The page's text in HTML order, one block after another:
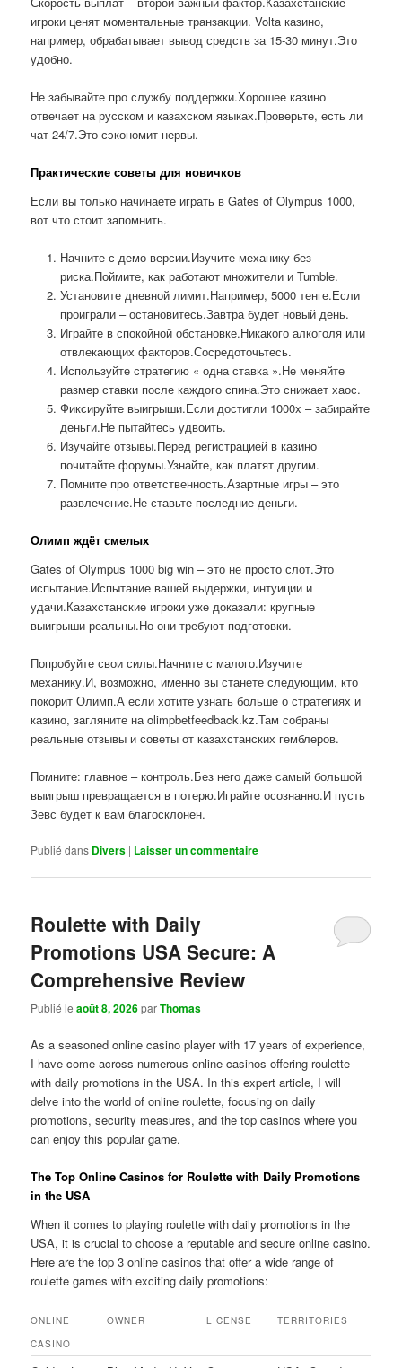
игроки ценят моментальные транзакции. Volta казино,
например, обрабатывает вывод средств за 15-30 минут.Это
удобно.
Не забывайте про службу поддержки.Хорошее казино
отвечает на русском и казахском языках.Проверьте, есть ли
чат 24/7.Это сэкономит нервы.
Практические советы для новичков
Если вы только начинаете играть в Gates of Olympus 1000,
вот что стоит запомнить.
Начните с демо-версии.Изучите механику без
риска.Поймите, как работают множители и Tumble.
Установите дневной лимит.Например, 5000 тенге.Если
проиграли – остановитесь.Завтра будет новый день.
Играйте в спокойной обстановке.Никакого алкоголя или
отвлекающих факторов.Сосредоточьтесь.
Используйте стратегию « одна ставка ».Не меняйте
размер ставки после каждого спина.Это снижает хаос.
Фиксируйте выигрыши.Если достигли 1000x – забирайте
деньги.Не пытайтесь удвоить.
Изучайте отзывы.Перед регистрацией в казино
почитайте форумы.Узнайте, как платят другим.
Помните про ответственность.Азартные игры – это
развлечение.Не ставьте последние деньги.
Олимп ждёт смелых
Gates of Olympus 1000 big win – это не просто слот.Это
испытание.Испытание вашей выдержки, интуиции и
удачи.Казахстанские игроки уже доказали: крупные
выигрыши реальны.Но они требуют подготовки.
Попробуйте свои силы.Начните с малого.Изучите
механику.И, возможно, именно вы станете следующим, кто
покорит Олимп.А если хотите узнать больше о стратегиях и
казино, загляните на olimpbetfeedback.kz.Там собраны
реальные отзывы и советы от казахстанских гемблеров.
Помните: главное – контроль.Без него даже самый большой
выигрыш превращается в потерю.Играйте осознанно.И пусть
Зевс будет к вам благосклонен.
Publié dans Divers | Laisser un commentaire
Roulette with Daily
Promotions USA Secure: A
Comprehensive Review
Publié leaoût 8, 2026parThomas
As a seasoned online casino player with 17 years of experience,
I have come across numerous online casinos offering roulette
with daily promotions in the USA. In this expert article, I will
delve into the world of online roulette, focusing on daily
promotions, security measures, and the top casinos where you
can enjoy this popular game.
The Top Online Casinos for Roulette with Daily Promotions
in the USA
When it comes to playing roulette with daily promotions in the
USA, it is crucial to choose a reputable and secure online casino.
Here are the top 3 online casinos that offer a wide range of
roulette games with exciting daily promotions:
ONLINE
CASINO
OWNER LICENSE TERRITORIES